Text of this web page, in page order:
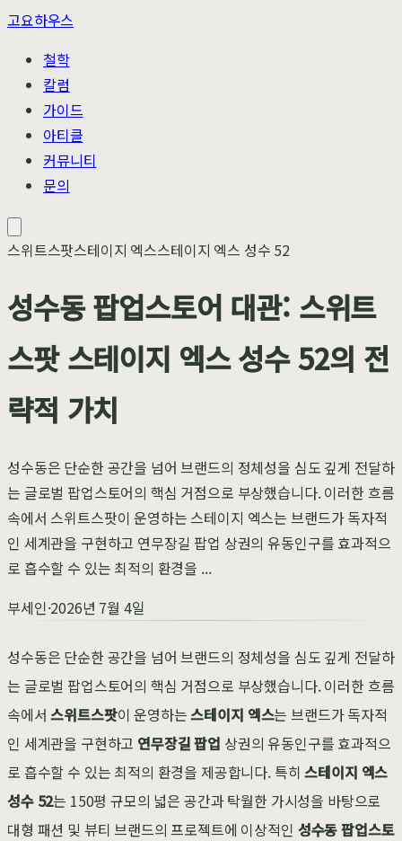
고요하우스
철학
칼럼
가이드
아티클
커뮤니티
문의
스위트스팟스테이지 엑스스테이지 엑스 성수 52
성수동 팝업스토어 대관: 스위트
스팟 스테이지 엑스 성수 52의 전
략적 가치
성수동은 단순한 공간을 넘어 브랜드의 정체성을 심도 깊게 전달하
는 글로벌 팝업스토어의 핵심 거점으로 부상했습니다. 이러한 흐름
속에서 스위트스팟이 운영하는 스테이지 엑스는 브랜드가 독자적
인 세계관을 구현하고 연무장길 팝업 상권의 유동인구를 효과적으
로 흡수할 수 있는 최적의 환경을 ...
부세인·2026년 7월 4일
성수동은 단순한 공간을 넘어 브랜드의 정체성을 심도 깊게 전달하
는 글로벌 팝업스토어의 핵심 거점으로 부상했습니다. 이러한 흐름
속에서스위트스팟이 운영하는스테이지 엑스는 브랜드가 독자적
인 세계관을 구현하고 연무장길 팝업 상권의 유동인구를 효과적으
로 흡수할 수 있는 최적의 환경을 제공합니다. 특히스테이지 엑스
성수 52는 150평 규모의 넓은 공간과 탁월한 가시성을 바탕으로
대형 패션 및 뷰티 브랜드의 프로젝트에 이상적인 성수동 팝업스토